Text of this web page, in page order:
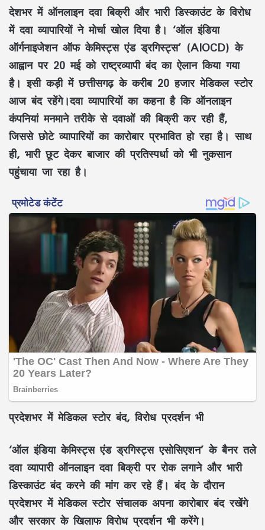
देशभर में ऑनलाइन दवा बिक्री और भारी डिस्काउंट के विरोध
में दवा व्यापारियों ने मोर्चा खोल दिया है। ‘ऑल इंडिया
ऑर्गनाइजेशन ऑफ केमिस्ट्स एंड ड्रगिस्ट्स’ (AIOCD) के
आह्वान पर 20 मई को राष्ट्रव्यापी बंद का ऐलान किया गया
है। इसी कड़ी में छत्तीसगढ़ के करीब 20 हजार मेडिकल स्टोर
आज बंद रहेंगे।दवा व्यापारियों का कहना है कि ऑनलाइन
कंपनियां मनमाने तरीके से दवाओं की बिक्री कर रही हैं,
जिससे छोटे व्यापारियों का कारोबार प्रभावित हो रहा है। साथ
ही, भारी छूट देकर बाजार की प्रतिस्पर्धा को भी नुकसान
पहुंचाया जा रहा है।
प्रदेशभर में मेडिकल स्टोर बंद, विरोध प्रदर्शन भी
‘ऑल इंडिया केमिस्ट्स एंड ड्रगिस्ट्स एसोसिएशन’ के बैनर तले
दवा व्यापारी ऑनलाइन दवा बिक्री पर रोक लगाने और भारी
डिस्काउंट बंद करने की मांग कर रहे हैं। बंद के दौरान
प्रदेशभर में मेडिकल स्टोर संचालक अपना कारोबार बंद रखेंगे
और सरकार के खिलाफ विरोध प्रदर्शन भी करेंगे।